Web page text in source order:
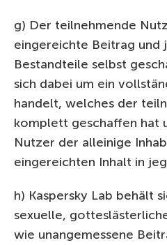
g) Der teilnehmende
eingereichte Beitrag und
Bestandteile selbst
sich dabei um ein
handelt, welches der
komplett geschaffen hat
Nutzer der alleinige
eingereichten Inhalt in
h) Kaspersky Lab behält
sexuelle,
wie unangemessene